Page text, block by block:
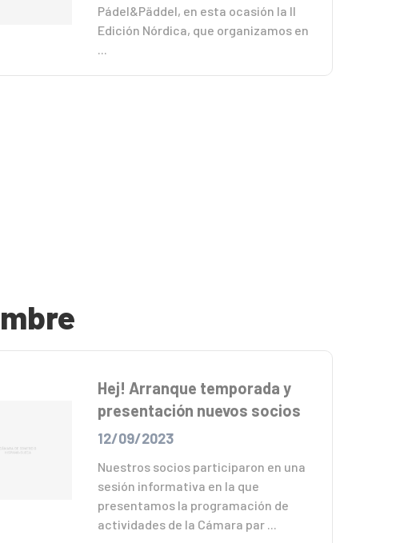
Pádel&Päddel, en esta ocasión la II
Edición Nórdica, que organizamos en
Hej! Arranque temporada y
presentación nuevos socios
12/09/2023
Nuestros socios participaron en una
sesión informativa en la que
presentamos la programación de
actividades de la Cámara par ...